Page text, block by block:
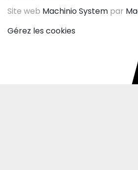
Site web Machinio System par
Gérez les cookies